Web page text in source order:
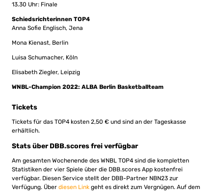
13.30 Uhr: Finale
Schiedsrichterinnen TOP4
Anna Sofie Englisch, Jena
Mona Kienast, Berlin
Luisa Schumacher, Köln
Elisabeth Ziegler, Leipzig
WNBL-Champion 2022: ALBA Berlin Basketballteam
Tickets
Tickets für das TOP4 kosten 2,50 € und sind an der Tageskasse
erhältlich.
Stats über DBB.scores frei verfügbar
Am gesamten Wochenende des WNBL TOP4 sind die kompletten
Statistiken der vier Spiele über die DBB.scores App kostenfrei
verfügbar. Diesen Service stellt der DBB-Partner NBN23 zur
Verfügung. Über diesen Link geht es direkt zum Vergnügen. Auf dem